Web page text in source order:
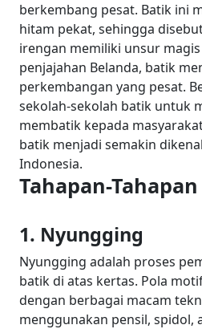
berkembang pesat. Batik ini
hitam pekat, sehingga
irengan memiliki unsur
penjajahan Belanda, batik
perkembangan yang pesat.
sekolah-sekolah batik untuk
membatik kepada
batik menjadi semakin
Indonesia.
Tahapan-
1. Nyungging
Nyungging adalah proses
batik di atas kertas. Pola
dengan berbagai macam
menggunakan pensil, spidol,